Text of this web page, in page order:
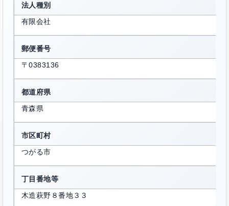
法人種別
有限会社
郵便番号
〒0383136
都道府県
青森県
市区町村
つがる市
丁目番地等
木造萩野８番地３３